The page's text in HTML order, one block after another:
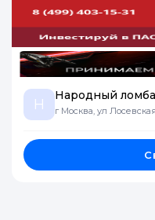
Н
Народный
г Москва, ул